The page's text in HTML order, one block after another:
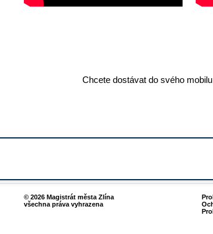
Chcete dostávat do svého
© 2026 Magistrát města Zlína
všechna práva vyhrazena